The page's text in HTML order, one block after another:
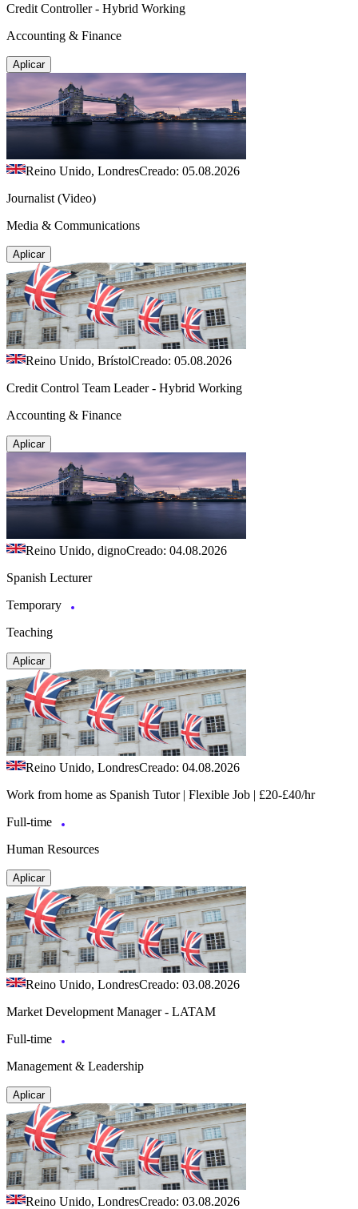
Credit Controller - Hybrid Working
Accounting & Finance
Aplicar
Reino Unido, LondresCreado: 05.08.2026
Journalist (Video)
Media & Communications
Aplicar
Reino Unido, BrístolCreado: 05.08.2026
Credit Control Team Leader - Hybrid Working
Accounting & Finance
Aplicar
Reino Unido, dignoCreado: 04.08.2026
Spanish Lecturer
Temporary
Teaching
Aplicar
Reino Unido, LondresCreado: 04.08.2026
Work from home as Spanish Tutor | Flexible Job | £20-£40/hr
Full-time
Human Resources
Aplicar
Reino Unido, LondresCreado: 03.08.2026
Market Development Manager - LATAM
Full-time
Management & Leadership
Aplicar
Reino Unido, LondresCreado: 03.08.2026